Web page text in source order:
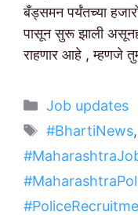
बँड्समन पर्यंतच्या
पासून सुरू झाली
राहणार आहे , म्हणजे
Categories
Job updates
Tags
#BhartiNews,